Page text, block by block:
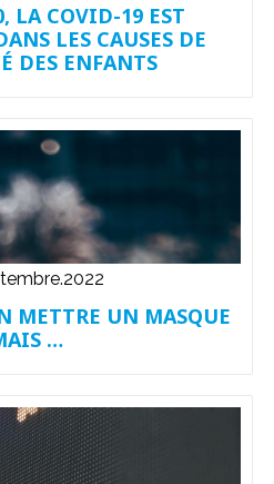
LA COVID-19 EST
LES CAUSES DE
DES ENFANTS
METTRE UN MASQUE
…